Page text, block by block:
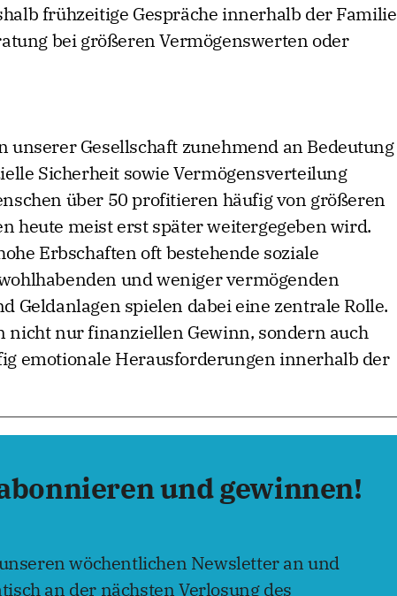
frühzeitige Gespräche innerhalb der Familie
bei größeren Vermögenswerten oder
unserer Gesellschaft zunehmend an Bedeutung
Sicherheit sowie Vermögensverteilung
über 50 profitieren häufig von größeren
heute meist erst später weitergegeben wird.
Erbschaften oft bestehende soziale
und weniger vermögenden
Geldanlagen spielen dabei eine zentrale Rolle.
nicht nur finanziellen Gewinn, sondern auch
emotionale Herausforderungen innerhalb der
und gewinnen!
wöchentlichen Newsletter an und
an der nächsten Verlosung des